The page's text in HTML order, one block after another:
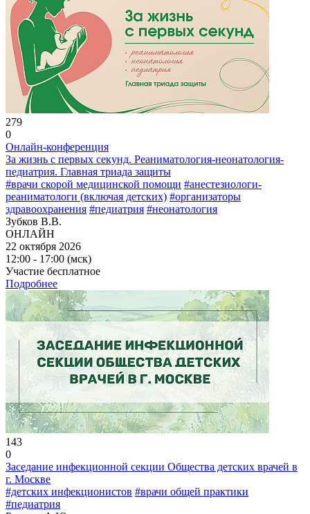
279
0
Онлайн-конференция
За жизнь с первых секунд. Реаниматология-неонатология-
педиатрия. Главная триада защиты
#врачи скорой медицинской помощи #анестезиологи-
реаниматологи (включая детских) #организаторы
здравоохранения #педиатрия #неонатология
Зубков В.В.
ОНЛАЙН
22 октября 2026
12:00 - 17:00 (мск)
Участие бесплатное
Подробнее
143
0
Заседание инфекционной секции Общества детских врачей в
г. Москве
#детских инфекционистов #врачи общей практики
#педиатрия